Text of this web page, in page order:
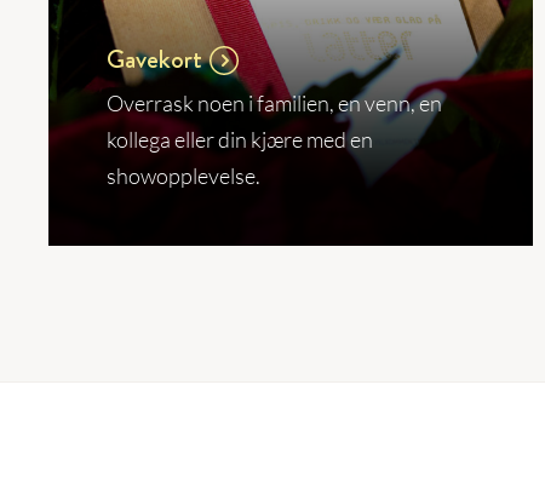
Gavekort
Overrask noen i familien, en venn, en
kollega eller din kjære med en
showopplevelse.